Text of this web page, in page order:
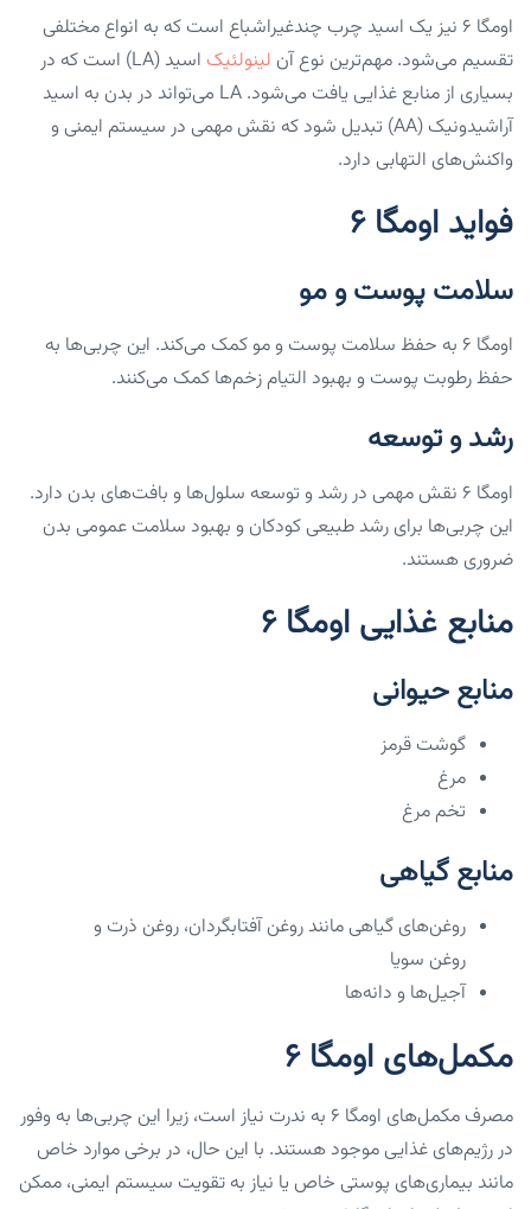
اومگا ۶ نیز یک اسید چرب چندغیراشباع است که به انواع مختلفی
تقسیم می‌شود. مهم‌ترین نوع آن لینولئیک
اسید (LA) است که در
بسیاری از منابع غذایی یافت می‌شود. LA می‌تواند در بدن به اسید
آراشیدونیک (AA) تبدیل شود که نقش مهمی در سیستم ایمنی و
واکنش‌های التهابی دارد.
فواید اومگا ۶
سلامت پوست و مو
اومگا ۶ به حفظ سلامت پوست و مو کمک می‌کند. این چربی‌ها به
حفظ رطوبت پوست و بهبود التیام زخم‌ها کمک می‌کنند.
رشد و توسعه
اومگا ۶ نقش مهمی در رشد و توسعه سلول‌ها و بافت‌های بدن دارد.
این چربی‌ها برای رشد طبیعی کودکان و بهبود سلامت عمومی بدن
ضروری هستند.
منابع غذایی اومگا ۶
منابع حیوانی
گوشت قرمز
مرغ
تخم مرغ
منابع گیاهی
روغن‌های گیاهی مانند روغن آفتابگردان، روغن ذرت و
روغن سویا
آجیل‌ها و دانه‌ها
مکمل‌های اومگا ۶
مصرف مکمل‌های اومگا ۶ به ندرت نیاز است، زیرا این چربی‌ها به وفور
در رژیم‌های غذایی موجود هستند. با این حال، در برخی موارد خاص
مانند بیماری‌های پوستی خاص یا نیاز به تقویت سیستم ایمنی، ممکن